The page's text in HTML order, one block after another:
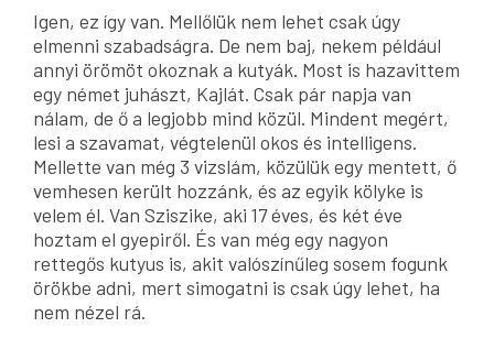
Igen, ez így van. Mellőlük nem lehet csak úgy
elmenni szabadságra. De nem baj, nekem például
annyi örömöt okoznak a kutyák. Most is hazavittem
egy német juhászt, Kajlát. Csak pár napja van
nálam, de ő a legjobb mind közül. Mindent megért,
lesi a szavamat, végtelenül okos és intelligens.
Mellette van még 3 vizslám, közülük egy mentett, ő
vemhesen került hozzánk, és az egyik kölyke is
velem él. Van Sziszike, aki 17 éves, és két éve
hoztam el gyepiről. És van még egy nagyon
rettegős kutyus is, akit valószínűleg sosem fogunk
örökbe adni, mert simogatni is csak úgy lehet, ha
nem nézel rá.